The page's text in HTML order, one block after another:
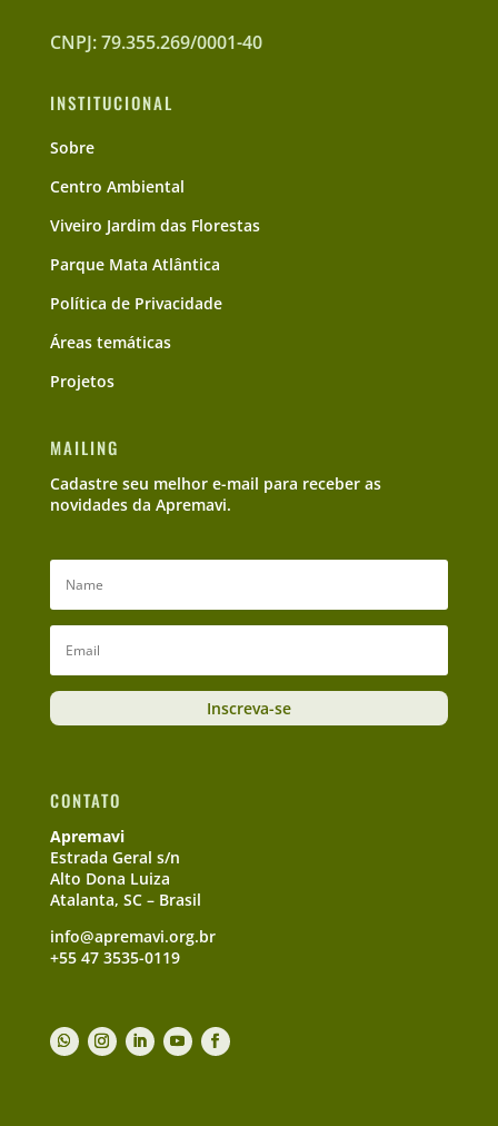
CNPJ: 79.355.269/0001-40
INSTITUCIONAL
Sobre
Centro Ambiental
Viveiro Jardim das Florestas
Parque Mata Atlântica
Política de Privacidade
Áreas temáticas
Projetos
MAILING
Cadastre seu melhor e-mail para receber as
novidades da Apremavi.
Inscreva-se
CONTATO
Apremavi
Estrada Geral s/n
Alto Dona Luiza
Atalanta, SC – Brasil
info@apremavi.org.br
+55 47 3535-0119